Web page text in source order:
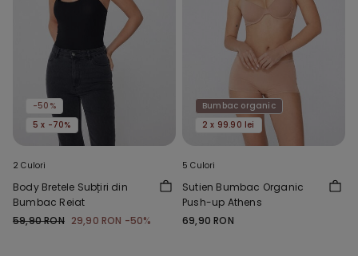
-50%
5 x -70%
2 Culori
Body Bretele Subțiri din
Bumbac Reiat
59,90 RON 29,90 RON -50%
Bumbac organic
2 x 99.90 lei
5 Culori
Sutien Bumbac Organic
Push-up Athens
69,90 RON